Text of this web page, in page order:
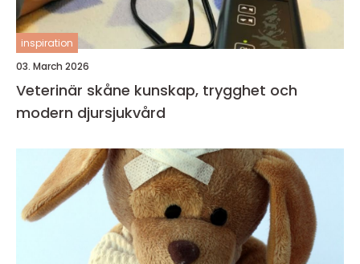
inspiration
03. March 2026
Veterinär skåne kunskap, trygghet och
modern djursjukvård